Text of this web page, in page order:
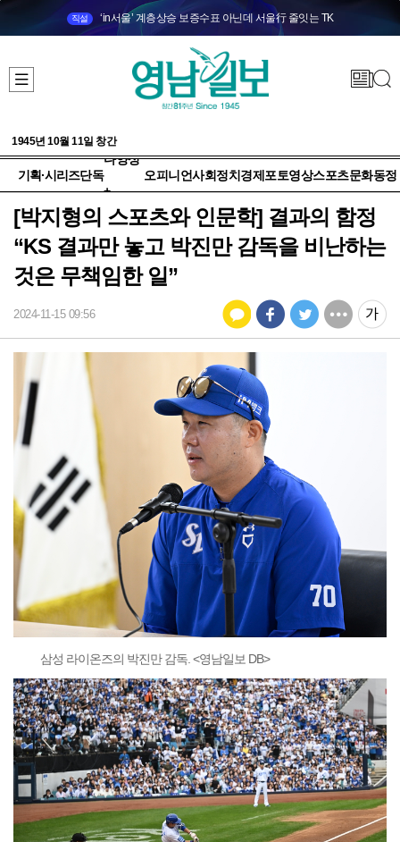
직설 ‘in서울’ 계층상승 보증수표 아닌데 서울行 줄잇는 TK
1945년 10월 11일 창간
기획·시리즈단독
다양성
+
오피니언사회정치 경제 포토영상스포츠문화동정
[박지형의 스포츠와 인문학] 결과의 함정
“KS 결과만 놓고 박진만 감독을 비난하는
것은 무책임한 일”
2024-11-15 09:56
삼성 라이온즈의 박진만 감독. <영남일보 DB>